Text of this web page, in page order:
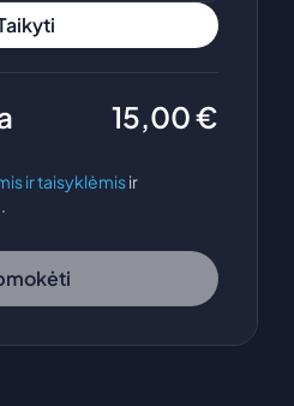
15,00€
ir taisyklėmisir
.